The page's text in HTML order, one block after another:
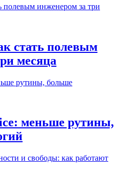
стать полевым
месяца
меньше рутины,